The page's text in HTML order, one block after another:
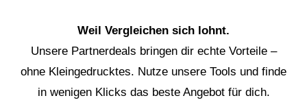
Weil Vergleichen sich lohnt.
Unsere Partnerdeals bringen dir echte Vorteile –
ohne Kleingedrucktes. Nutze unsere Tools und finde
in wenigen Klicks das beste Angebot für dich.